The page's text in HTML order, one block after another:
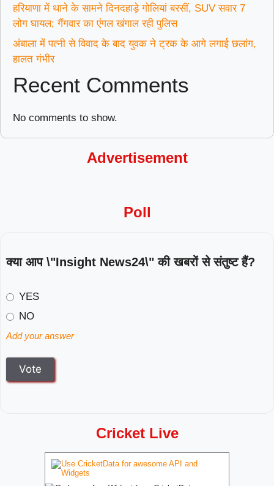
हरियाणा में थाने के सामने दिनदहाड़े गोलियां बरसीं, SUV सवार 7
लोग घायल; गैंगवार का एंगल खंगाल रही पुलिस
अंबाला में पत्नी से विवाद के बाद युवक ने ट्रक के आगे लगाई छलांग,
हालत गंभीर
Recent Comments
No comments to show.
Advertisement
Poll
क्या आप \"Insight News24\" की खबरों से संतुष्ट हैं?
YES
NO
Add your answer
Cricket Live